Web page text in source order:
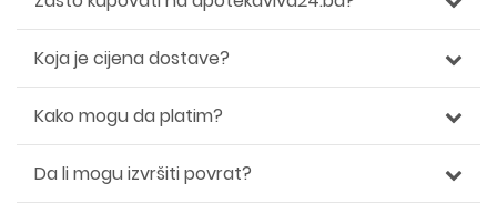
Koja je cijena dostave?
Kako mogu da platim?
Da li mogu izvršiti povrat?